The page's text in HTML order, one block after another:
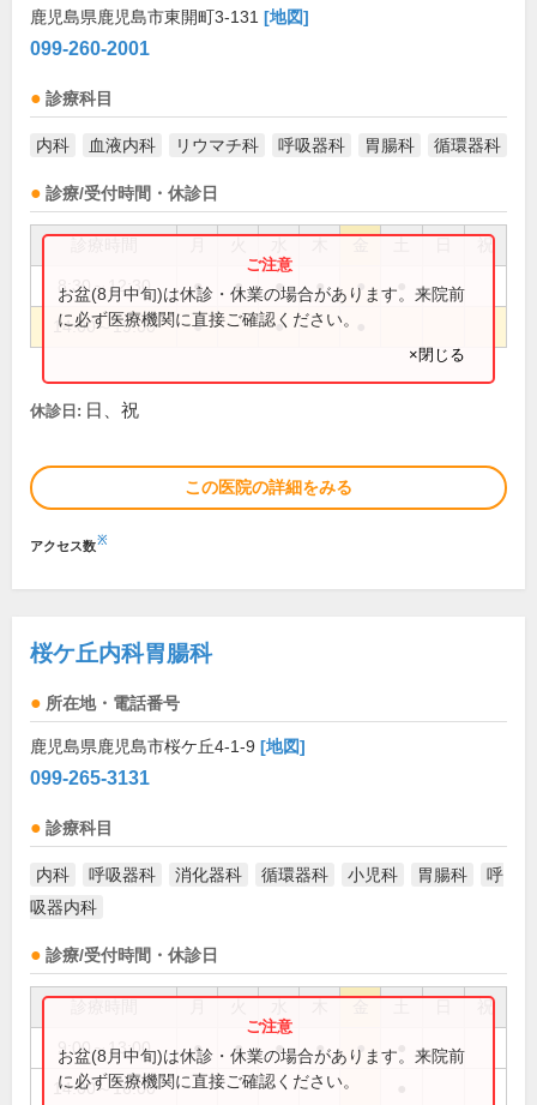
鹿児島県鹿児島市東開町3-131 [地図]
099-260-2001
診療科目
内科 血液内科 リウマチ科 呼吸器科 胃腸科 循環器科
診療/受付時間・休診日
祝
8:30～12:30 ● ● ● ● ●
14:00～19:00 ● ●
お盆(8月中旬)は休診・休業の場合があります。来院前
に必ず医療機関に直接ご確認ください。
×閉じる
休診日: 日、祝
この医院の詳細をみる
アクセス数※
桜ケ丘内科胃腸科
所在地・電話番号
鹿児島県鹿児島市桜ケ丘4-1-9 [地図]
099-265-3131
診療科目
内科 呼吸器科 消化器科 循環器科 小児科 胃腸科
呼
吸器内科
診療/受付時間・休診日
祝
9:00～13:00 ● ● ● ● ●
14:00～16:00
お盆(8月中旬)は休診・休業の場合があります。来院前
に必ず医療機関に直接ご確認ください。